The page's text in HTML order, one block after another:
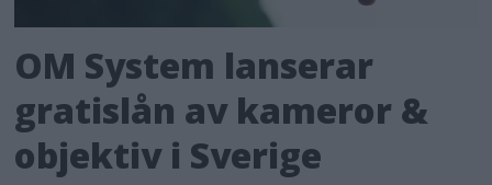
OM System lanserar
gratislån av kameror &
objektiv i Sverige